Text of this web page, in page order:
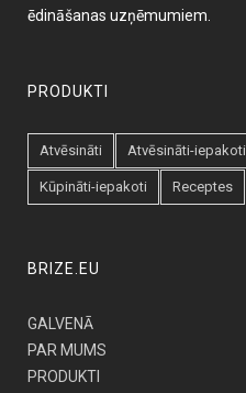
ēdināšanas uzņēmumiem.
PRODUKTI
Atvēsināti Atvēsināti-iepakoti
Kūpināti-iepakoti Receptes
BRIZE.EU
GALVENĀ
PAR MUMS
PRODUKTI